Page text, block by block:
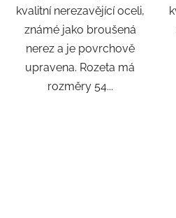
kvalitní nerezavějící oceli,
známé jako broušená
nerez a je povrchově
upravena. Rozeta má
rozměry 54...